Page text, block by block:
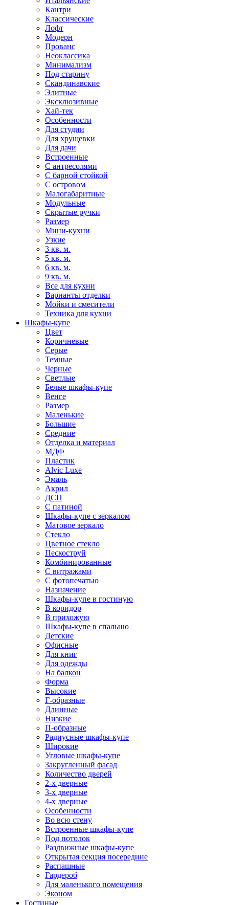
Кантри
Классические
Лофт
Модерн
Прованс
Неоклассика
Минимализм
Под старину
Скандинавские
Элитные
Эксклюзивные
Хай-тек
Особенности
Для студии
Для хрущевки
Для дачи
Встроенные
С антресолями
С барной стойкой
С островом
Малогабаритные
Модульные
Скрытые ручки
Размер
Мини-кухни
Узкие
3 кв. м.
5 кв. м.
6 кв. м.
9 кв. м.
Все для кухни
Варианты отделки
Мойки и смесители
Техника для кухни
Шкафы-купе
Цвет
Коричневые
Серые
Темные
Черные
Светлые
Белые шкафы-купе
Венге
Размер
Маленькие
Большие
Средние
Отделка и материал
МДФ
Пластик
Alvic Luxe
Эмаль
Акрил
ДСП
С патиной
Шкафы-купе с зеркалом
Матовое зеркало
Стекло
Цветное стекло
Пескоструй
Комбинированные
С витражами
С фотопечатью
Назначение
Шкафы-купе в гостиную
В коридор
В прихожую
Шкафы-купе в спальню
Детские
Офисные
Для книг
Для одежды
На балкон
Форма
Высокие
Г-образные
Длинные
Низкие
П-образные
Радиусные шкафы-купе
Широкие
Угловые шкафы-купе
Закругленный фасад
Количество дверей
2-х дверные
3-х дверные
4-х дверные
Особенности
Во всю стену
Встроенные шкафы-купе
Под потолок
Раздвижные шкафы-купе
Открытая секция посередине
Распашные
Гардероб
Для маленького помещения
Эконом
Гостиные